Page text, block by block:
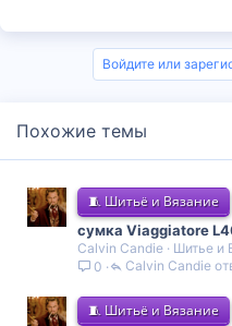
Войдите или
Похожие темы
🧵 Шитьё и Вязание
сумка Viaggiatore
Calvin Candie
Шитье и
0
Calvin Candie
🧵 Шитьё и Вязание